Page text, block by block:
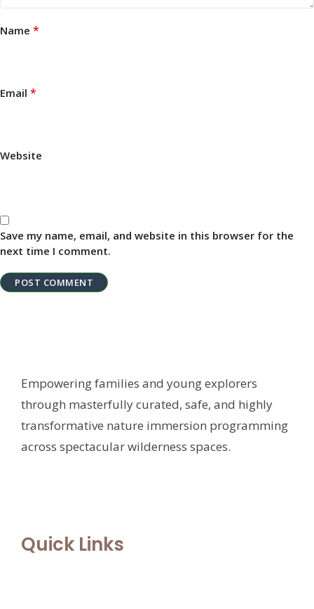
Name *
Email *
Website
Save my name, email, and website in this browser for the
next time I comment.
Empowering families and young explorers
through masterfully curated, safe, and highly
transformative nature immersion programming
across spectacular wilderness spaces.
Quick Links